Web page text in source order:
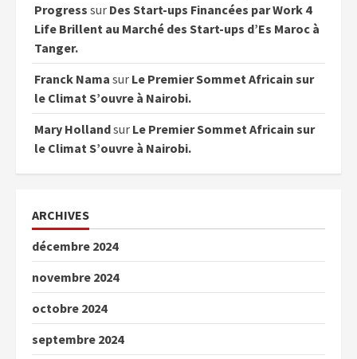
Progress sur Des Start-ups Financées par Work 4
Life Brillent au Marché des Start-ups d’Es Maroc à
Tanger.
Franck Nama sur Le Premier Sommet Africain sur
le Climat S’ouvre à Nairobi.
Mary Hollandsur Le Premier Sommet Africain sur
le Climat S’ouvre à Nairobi.
ARCHIVES
décembre 2024
novembre 2024
octobre 2024
septembre 2024